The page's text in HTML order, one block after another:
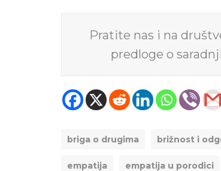
Pratite nas i na
predloge o
briga o drugima brižnost i
empatija empatija u porodici